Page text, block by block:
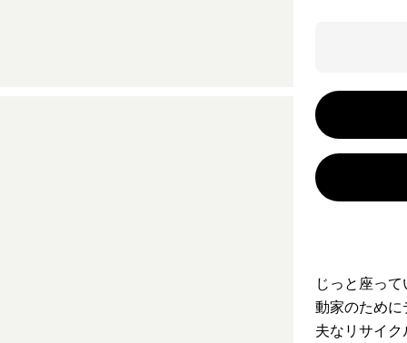
じっと座っ
動家のため
夫なリサイ